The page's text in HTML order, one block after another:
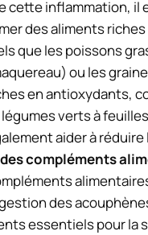
cette inflammation, il
des aliments
que les poissons
ou les
en antioxydants,
verts à
aider à réduire
compléments
des
essentiels pour la